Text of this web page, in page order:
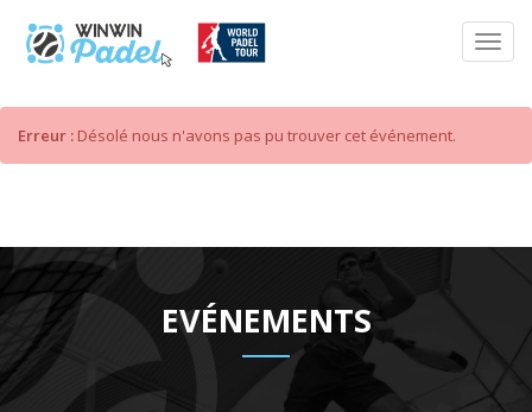
Erreur : Désolé nous n'avons pas pu trouver cet événement.
EVÉNEMENTS